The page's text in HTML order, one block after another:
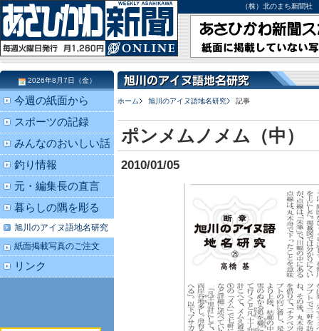
（株）北のまち新聞
ホーム 旭川のアイヌ語地名研究 記事
ポンメムノメム（中）
2010/01/05
2026年8月7日（金）
今週の紙面から
スポーツの記録
みんなのおいしい話
釣り情報
元・編集長の直言
暮らしの隅を彫る
旭川のアイヌ語地名研究
紙面掲載写真のご注文
リンク